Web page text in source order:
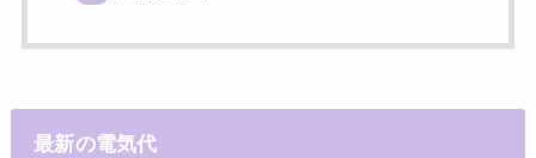
最新の電気代